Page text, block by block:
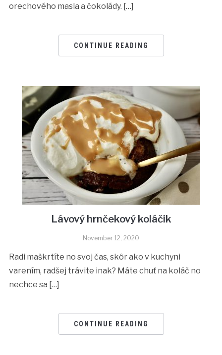
orechového masla a čokolády. […]
CONTINUE READING
Lávový hrnčekový koláčik
November 12, 2020
Radi maškrtíte no svoj čas, skôr ako v kuchyni
varením, radšej trávite inak? Máte chuť na koláč no
nechce sa […]
CONTINUE READING